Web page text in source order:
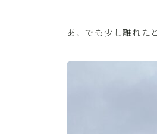
あ、でも少し離れた